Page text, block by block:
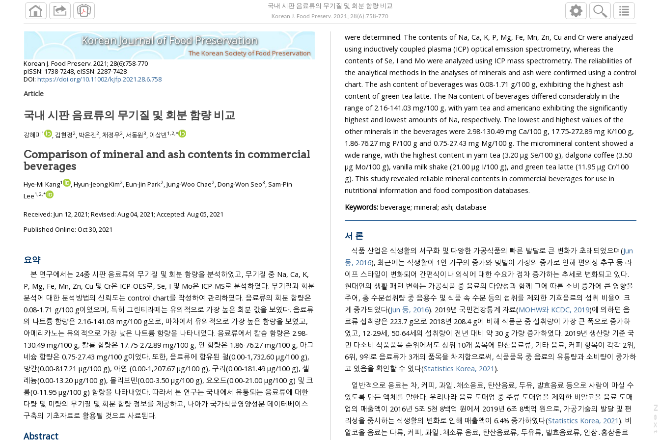
국내 시판 음료류의 무기질 및 회분 함량 비교
Korean J. Food Preserv. 2021; 28(6):758-770
N
e
x
t
a
g
Korean Journal of Food Preservation
The Korean Society of Food Preservation
Korean J. Food Preserv. 2021; 28(6):758-770
pISSN: 1738-7248, eISSN: 2287-7428
DOI: https://doi.org/10.11002/kjfp.2021.28.6.758
Article
국내 시판 음료류의 무기질 및 회분 함량 비교
강혜미 1 , 김현정2, 박은진2, 채정우2, 서동원3, 이삼빈 1,2,*
Comparison of mineral and ash contents in commercial
beverages
Hye-Mi Kang1 , Hyun-Jeong Kim2, Eun-Jin Park2, Jung-Woo Chae2, Dong-Won Seo3, Sam-Pin
Lee1,2,*
Received: Jun 12, 2021; Revised: Aug 04, 2021; Accepted: Aug 05, 2021
Published Online: Oct 30, 2021
요약
본 연구에서는 24종 시판 음료류의 무기질 및 회분 함량을 분석하였고, 무기질 중 Na, Ca, K,
P, Mg, Fe, Mn, Zn, Cu 및 Cr은 ICP-OES로, Se, I 및 Mo은 ICP-MS로 분석하였다. 무기질과 회분
분석에 대한 분석방법의 신뢰도는 control chart를 작성하여 관리하였다. 음료류의 회분 함량은
0.08-1.71 g/100 g이었으며, 특히 그린티라떼는 유의적으로 가장 높은 회분 값을 보였다. 음료류
의 나트륨 함량은 2.16-141.03 mg/100 g으로, 마차에서 유의적으로 가장 높은 함량을 보였고,
아메리카노는 유의적으로 가장 낮은 나트륨 함량을 나타내었다. 음료류에서 칼슘 함량은 2.98-
130.49 mg/100 g, 칼륨 함량은 17.75-272.89 mg/100 g, 인 함량은 1.86-76.27 mg/100 g, 마그
네슘 함량은 0.75-27.43 mg/100 g이었다. 또한, 음료류에 함유된 철(0.00-1,732.60 μg/100 g),
망간(0.00-817.21 μg/100 g), 아연 (0.00-1,207.67 μg/100 g), 구리(0.00-181.49 μg/100 g), 셀
레늄(0.00-13.20 μg/100 g), 몰리브덴(0.00-3.50 μg/100 g), 요오드(0.00-21.00 μg/100 g) 및 크
롬(0-11.95 μg/100 g) 함량을 나타내었다. 따라서 본 연구는 국내에서 유통되는 음료류에 대한
다량 및 미량의 무기질 및 회분 함량 정보를 제공하고, 나아가 국가식품영양성분 데이터베이스
구축의 기초자료로 활용될 것으로 사료된다.
Abstract
were determined. The contents of Na, Ca, K, P, Mg, Fe, Mn, Zn, Cu and Cr were analyzed
using inductively coupled plasma (ICP) optical emission spectrometry, whereas the
contents of Se, I and Mo were analyzed using ICP mass spectrometry. The reliabilities of
the analytical methods in the analyses of minerals and ash were confirmed using a control
chart. The ash content of beverages was 0.08-1.71 g/100 g, exhibiting the highest ash
content of green tea latte. The Na content of beverages differed considerably in the
range of 2.16-141.03 mg/100 g, with yam tea and americano exhibiting the significantly
highest and lowest amounts of Na, respectively. The lowest and highest values of the
other minerals in the beverages were 2.98-130.49 mg Ca/100 g, 17.75-272.89 mg K/100 g,
1.86-76.27 mg P/100 g and 0.75-27.43 mg Mg/100 g. The micromineral content showed a
wide range, with the highest content in yam tea (3.20 μg Se/100 g), dalgona coffee (3.50
μg Mo/100 g), vanilla milk shake (21.00 μg I/100 g), and green tea latte (11.95 μg Cr/100
g). This study revealed reliable mineral contents in commercial beverages for use in
nutritional information and food composition databases.
Keywords: beverage; mineral; ash; database
서 론
식품 산업은 식생활의 서구화 및 다양한 가공식품의 빠른 발달로 큰 변화가 초래되었으며(Jun
등, 2016), 최근에는 식생활이 1인 가구의 증가와 맞벌이 가정의 증가로 인해 편의성 추구 등 라
이프 스타일이 변화되어 간편식이나 외식에 대한 수요가 점차 증가하는 추세로 변화되고 있다.
현대인의 생활 패턴 변화는 가공식품 중 음료의 다양성과 함께 그에 따른 소비 증가에 큰 영향을
주어, 총 수분섭취량 중 음용수 및 식품 속 수분 등의 섭취를 제외한 기호음료의 섭취 비율이 크
게 증가되었다(Jun 등, 2016). 2019년 국민건강통계 자료(MOHW와 KCDC, 2019)에 의하면 음
료류 섭취량은 223.7 g으로 2018년 208.4 g에 비해 식품군 중 섭취량이 가장 큰 폭으로 증가하
였고, 12-29세, 50-64세의 섭취량이 전년 대비 약 30 g 가량 증가하였다. 2019년 생산량 기준 국
민 다소비 식품품목 순위에서도 상위 10개 품목에 탄산음료류, 기타 음료, 커피 항목이 각각 2위,
6위, 9위로 음료류가 3개의 품목을 차지함으로써, 식품품목 중 음료의 유통량과 소비량이 증가하
고 있음을 확인할 수 있다(Statistics Korea, 2021 ).
일반적으로 음료는 차, 커피, 과일․채소음료, 탄산음료, 두유, 발효음료 등으로 사람이 마실 수
있도록 만든 액체를 말한다. 우리나라 음료 도매업 중 주류 도매업을 제외한 비알코올 음료 도매
업의 매출액이 2016년 5조 5천 8백억 원에서 2019년 6조 8백억 원으로, 가공기술의 발달 및 편
리성을 중시하는 식생활의 변화로 인해 매출액이 6.4% 증가하였다(
Statistics Korea, 2021 ). 비
알코올 음료는 다류, 커피, 과일․채소류 음료, 탄산음료류, 두유류, 발효음료류, 인삼․홍삼음료